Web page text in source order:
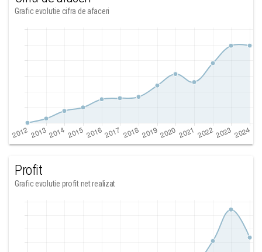
Grafic evolutie cifra de afaceri
Profit
Grafic evolutie profit net realizat